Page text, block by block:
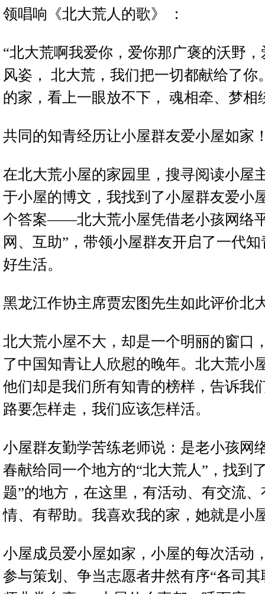
领唱响《北大荒人的歌》 ：
“北大荒啊我爱你，爱你那广褒的沃野
风姿， 北大荒，我们把一切都献给了你
的家，看上一眼放不下， 魂相牵、梦相
共同的知青经历让小屋群友爱小屋如家
在北大荒小屋的家园里，搜寻阅读小屋
于小屋的博文，我找到了小屋群友爱小
个答案——北大荒小屋凭借老小孩网络
网、互助”，带领小屋群友开启了一代
好生活。
黑龙江作协主席贾宏图先生如此评价北
北大荒小屋不大，却是一个明丽的窗口
了中国知青让人欣慰的晚年。北大荒小
他们却是我们所有知青的榜样，告诉我
路要怎样走，我们应该怎样活。
小屋群友勤学苦练老师说：是老小孩网
春献给同一个地方的“北大荒人”，找到
题”的地方，在这里，有活动、有交流
情、有帮助。我喜欢我的家，她就是小
小屋成员爱小屋如家，小屋的每次活动
参与策划、争当志愿者井然有序“各司其